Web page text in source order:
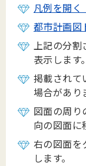
凡例を開く
都市計画図
上記の分割
表示します。
掲載されて
場合があり
図面の周り
向の図面に
右の図面を
します。